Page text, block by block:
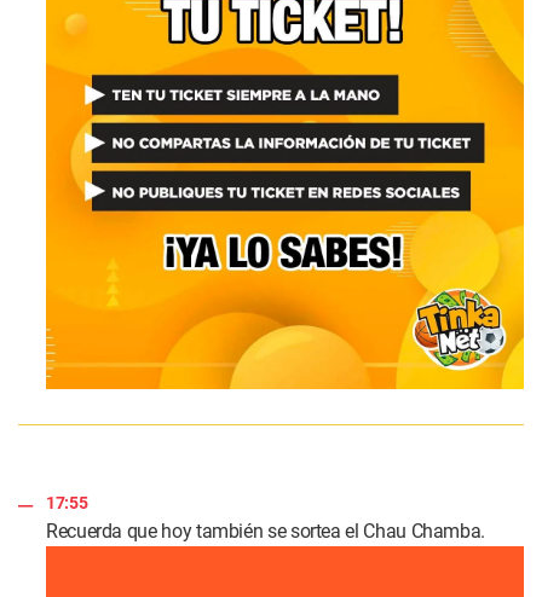
17:55
Recuerda que hoy también se sortea el Chau Chamba.